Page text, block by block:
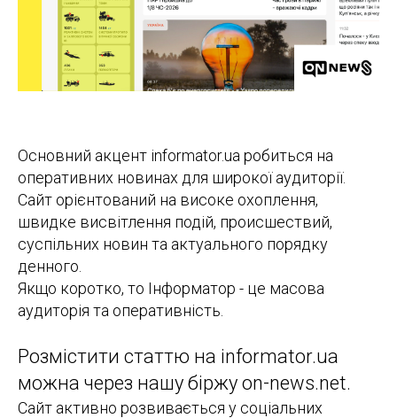
Основний акцент informator.ua робиться на
оперативних новинах для широкої аудиторії.
Сайт орієнтований на високе охоплення,
швидке висвітлення подій, происшествий,
суспільних новин та актуального порядку
денного.
Якщо коротко, то Інформатор - це масова
аудиторія та оперативність.
Розмістити статтю на informator.ua
можна через нашу біржу on-news.net.
Сайт активно розвивається у соціальних